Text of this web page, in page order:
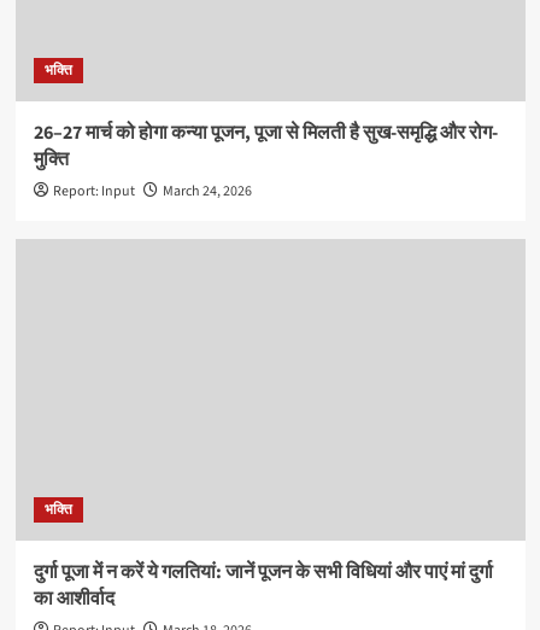
भक्ति
26–27 मार्च को होगा कन्या पूजन, पूजा से मिलती है सुख-समृद्धि और रोग-
मुक्ति
Report: Input March 24, 2026
भक्ति
दुर्गा पूजा में न करें ये गलतियां: जानें पूजन के सभी विधियां और पाएं मां दुर्गा
का आशीर्वाद